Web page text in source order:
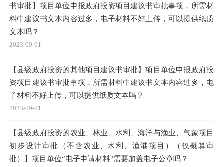
书审批】项目单位申报政府投资项目建议书审批事项，所需材
料中建议书文本内容过多，电子材料不好上传，可以提供纸质
文本吗？
2023-09-01
【县级政府投资的其他项目建议书审批】项目单位申报政府投
资项目建议书审批事项，所需材料中建议书文本内容过多，电
子材料不好上传，可以提供纸质文本吗？
2023-09-01
【县级政府投资的农业、林业、水利、海洋与渔业、气象项目
初步设计审批（不含农业、水利、渔港项目）（仅概算审
批）】项目单位“电子申请材料”需要加盖电子公章吗？